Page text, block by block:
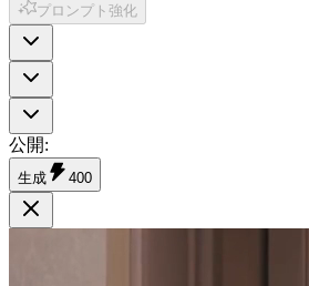
プロンプト強化
公開:
生成 400